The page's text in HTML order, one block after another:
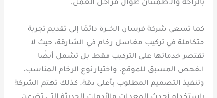
بالراحة والاطمئنان طوال مراحل العمل.
كما تسعى شركة فرسان الخبرة دائمًا إلى تقديم تجربة
متكاملة في تركيب مغاسل رخام في الشارقة، حيث لا
تقتصر خدماتها على التركيب فقط، بل تشمل أيضًا
الفحص المسبق للموقع، واختيار نوع الرخام المناسب،
وتنفيذ التصميم المطلوب بأعلى دقة. كذلك تهتم الشركة